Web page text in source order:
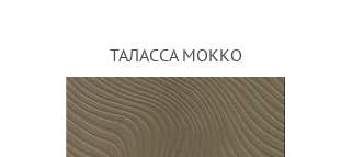
ТАЛАССА МОККО